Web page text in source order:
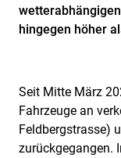
hingegen höher
Seit Mitte März
Fahrzeuge an
Feldbergstrasse)
zurückgegangen.